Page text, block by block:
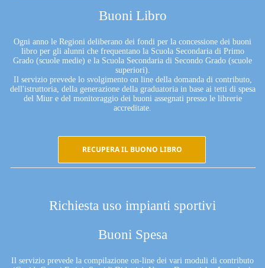
Buoni Libro
Ogni anno le Regioni deliberano dei fondi per la concessione dei buoni
libro per gli alunni che frequentano la Scuola Secondaria di Primo
Grado (scuole medie) e la Scuola Secondaria di Secondo Grado (scuole
superiori).
Il servizio prevede lo svolgimento on line della domanda di contributo,
dell'istruttoria, della generazione della graduatoria in base ai tetti di spesa
del Miur e del monitoraggio dei buoni assegnati presso le librerie
accreditate.
RECUPERA IL BUONO LIBRO
Richiesta uso impianti sportivi
Buoni Spesa
Il servizio prevede la compilazione on-line dei vari moduli di contributo